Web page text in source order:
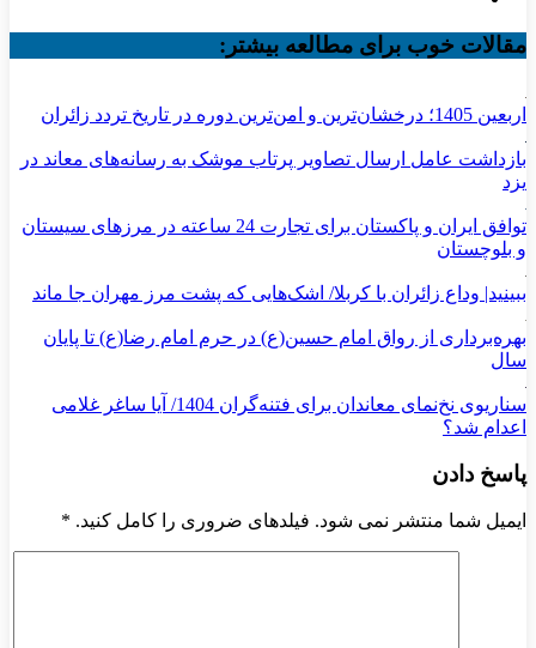
مقالات خوب برای مطالعه بیشتر:
اربعین 1405؛ درخشان‌ترین و امن‌ترین دوره در تاریخ تردد زائران
بازداشت عامل ارسال تصاویر پرتاب موشک به رسانه‌های معاند در
یزد
توافق ایران و پاکستان برای تجارت 24 ساعته در مرزهای سیستان
و بلوچستان
ببینید| وداع زائران با کربلا/ اشک‌هایی که پشت مرز مهران جا ماند
بهره‌برداری از رواق امام حسین(ع) در حرم امام رضا(ع) تا پایان
سال
سناریوی نخ‌نمای معاندان برای ‌فتنه‌گران 1404/ آیا ساغر غلامی
اعدام شد؟
پاسخ دادن
ایمیل شما منتشر نمی شود. فیلدهای ضروری را کامل کنید. *